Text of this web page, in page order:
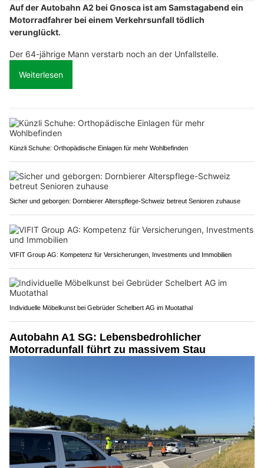
Auf der Autobahn A2 bei Gnosca ist am Samstagabend ein
Motorradfahrer bei einem Verkehrsunfall tödlich
verunglückt.
Der 64-jährige Mann verstarb noch an der Unfallstelle.
Weiterlesen
Künzli Schuhe: Orthopädische Einlagen für mehr Wohlbefinden
Sicher und geborgen: Dornbierer Alterspflege-Schweiz betreut Senioren zuhause
VIFIT Group AG: Kompetenz für Versicherungen, Investments und Immobilien
Individuelle Möbelkunst bei Gebrüder Schelbert AG im Muotathal
Autobahn A1 SG: Lebensbedrohlicher
Motorradunfall führt zu massivem Stau